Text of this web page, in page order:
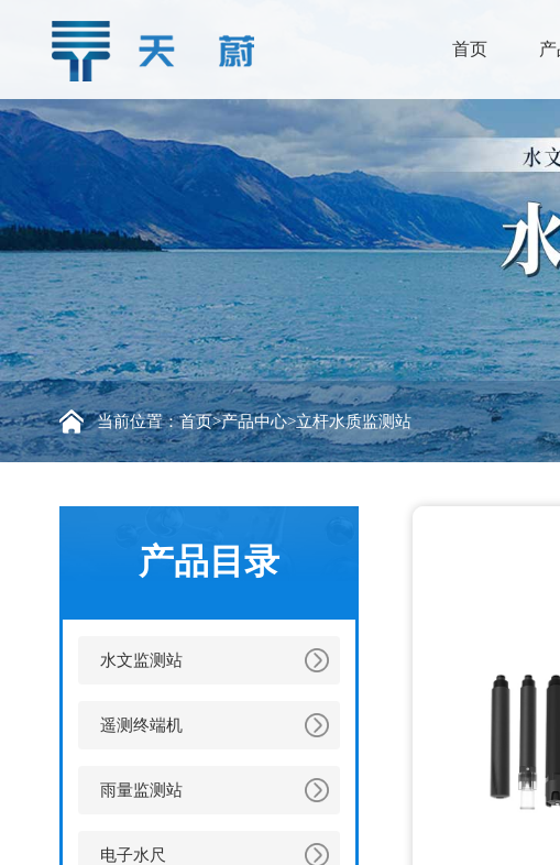
首页
当前位置：首页>产品中心>立杆水质监测站
产品目录
水文监测站
遥测终端机
雨量监测站
电子水尺